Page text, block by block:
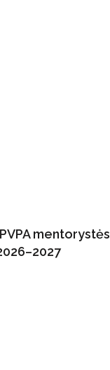
mentorystės